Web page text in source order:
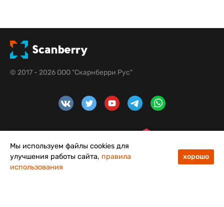
© 2017 - 2026 ООО "Скарнберри Рус"
48
Мы используем файлы cookies для
улучшения работы сайта, правила
использования
хорошо